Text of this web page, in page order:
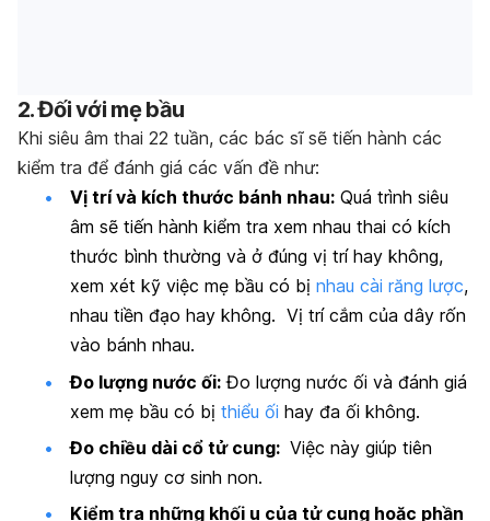
2. Đối với mẹ bầu
Khi siêu âm thai 22 tuần, các bác sĩ sẽ tiến hành các
kiểm tra để đánh giá các vấn đề như:
Vị trí và kích thước bánh nhau: Quá trình siêu
âm sẽ tiến hành kiểm tra xem nhau thai có kích
thước bình thường và ở đúng vị trí hay không,
xem xét kỹ việc mẹ bầu có bị nhau cài răng lược,
nhau tiền đạo hay không. Vị trí cắm của dây rốn
vào bánh nhau.
Đo lượng nước ối: Đo lượng nước ối và đánh giá
xem mẹ bầu có bị thiểu ối hay đa ối không.
Đo chiều dài cổ tử cung: Việc này giúp tiên
lượng nguy cơ sinh non.
Kiểm tra những khối u của tử cung hoặc phần